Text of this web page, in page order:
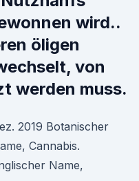
wird..
öligen
von
werden muss.
2019 Botanischer
Cannabis.
Name,